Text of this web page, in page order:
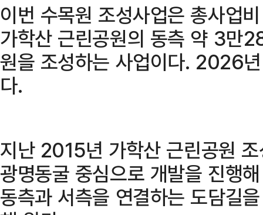
이번 수목원 조성사업은 총사업
가학산 근린공원의 동측 약 3만
원을 조성하는 사업이다. 2026
다.
지난 2015년 가학산 근린공원
광명동굴 중심으로 개발을 진행
동측과 서측을 연결하는 도담길